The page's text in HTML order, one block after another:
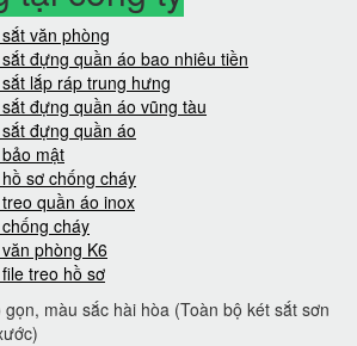
văn phòng
đựng quần áo bao nhiêu tiền
lắp ráp trung hưng
đựng quần áo vũng tàu
đựng quần áo
mật
sơ chống cháy
quần áo inox
cháy
phòng K6
treo hồ sơ
màu sắc hài hòa (Toàn bộ két sắt sơn